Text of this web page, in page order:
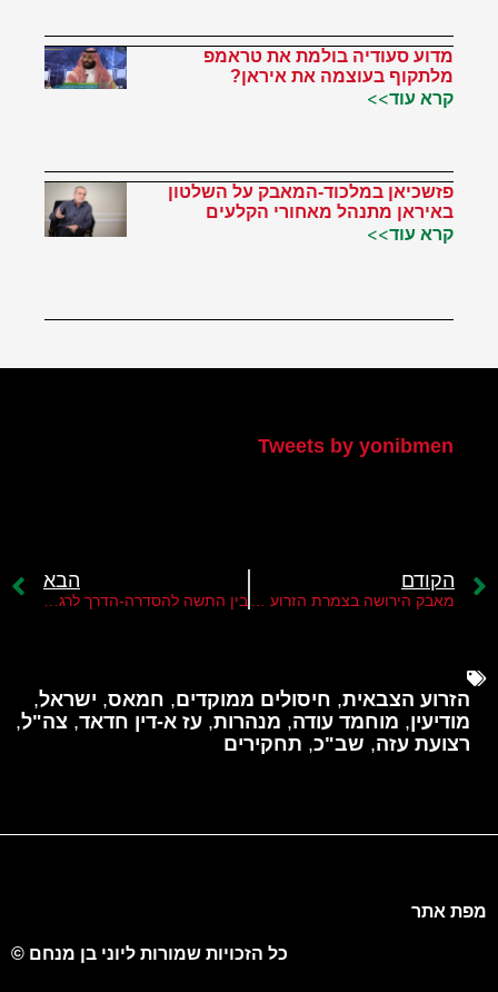
מדוע סעודיה בולמת את טראמפ
מלתקוף בעוצמה את איראן?
קרא עוד>>
פזשכיאן במלכוד-המאבק על השלטון
באיראן מתנהל מאחורי הקלעים
קרא עוד>>
Tweets by yonibmen
הקודם הבא
הזרוע הצבאית, חיסולים ממוקדים, חמאס, ישראל,
מודיעין, מוחמד עודה, מנהרות, עז א-דין חדאד, צה"ל,
רצועת עזה, שב"כ, תחקירים
מפת אתר
כל הזכויות שמורות ליוני בן מנחם ©